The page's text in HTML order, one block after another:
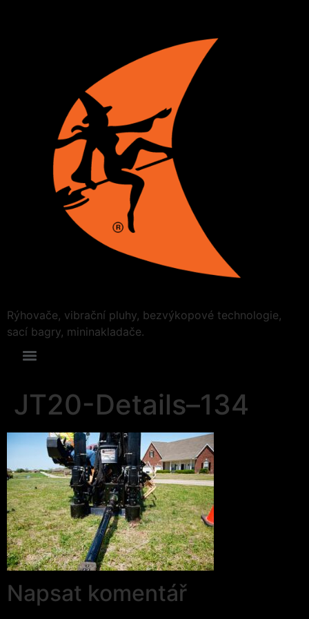
Rýhovače, vibrační pluhy, bezvýkopové technologie,
sací bagry, mininakladače.
JT20-Details–134
Napsat komentář